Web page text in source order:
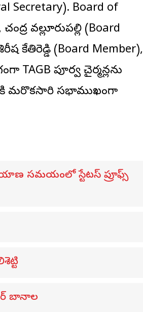
Secretary). Board of
వల్లూరుపల్లి (Board
కేతిరెడ్డి (Board Member),
TAGB పూర్వ చైర్మన్లను
మరొకసారి సభాముఖంగా
సమయంలో స్టేటస్ ప్రూఫ్స్
బానాల